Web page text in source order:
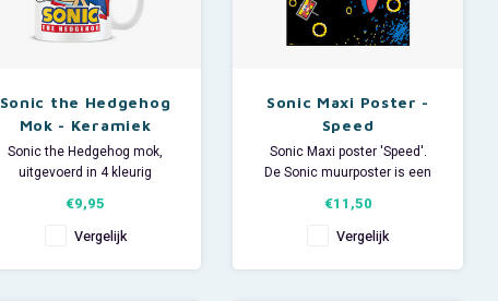
Sonic the Hedgehog
Mok - Keramiek
Sonic the Hedgehog mok,
uitgevoerd in 4 kleurig
Afmeting van deze Sega
drinkbeker: B12 x H11 x D9 cm.
€9,95
Vergelijk
Sonic Maxi Poster -
Speed
Sonic Maxi poster 'Speed'.
De Sonic muurposter is een
slaapkamer of speelkamer van
de Sonic liefhebber.
€11,50
Vergelijk